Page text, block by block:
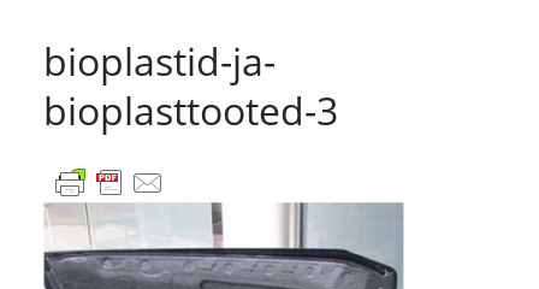
bioplastid-ja-
bioplasttooted-3